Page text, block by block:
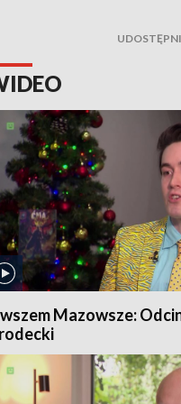
Mazowsze: